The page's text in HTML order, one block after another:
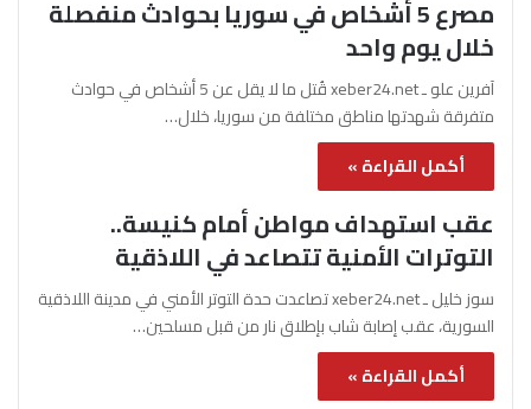
مصرع 5 أشخاص في سوريا بحوادث منفصلة
خلال يوم واحد
آفرين علو ـ xeber24.net قُتل ما لا يقل عن 5 أشخاص في حوادث
متفرقة شهدتها مناطق مختلفة من سوريا، خلال…
أكمل القراءة »
عقب استهداف مواطن أمام كنيسة..
التوترات الأمنية تتصاعد في اللاذقية
سوز خليل ـ xeber24.net تصاعدت حدة التوتر الأمني في مدينة اللاذقية
السورية، عقب إصابة شاب بإطلاق نار من قبل مسلحين…
أكمل القراءة »